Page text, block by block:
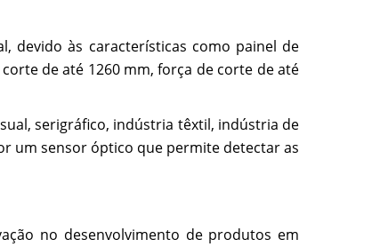
devido às características como painel de
de até 1260 mm, força de corte de até
serigráfico, indústria têxtil, indústria de
um sensor óptico que permite detectar as
no desenvolvimento de produtos em